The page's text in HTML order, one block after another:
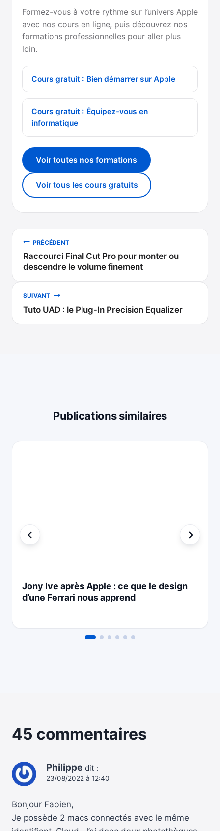
Formez-vous à votre rythme sur l’univers Apple
avec nos cours en ligne, puis découvrez nos
formations professionnelles pour aller plus
loin.
Cours gratuit : Bien démarrer sur Apple
Cours gratuit : Équipez-vous en
informatique
Voir toutes nos formations
Voir tous les cours gratuits
Navigation
de
l’article
PRÉCÉDENT
Raccourci Final Cut Pro pour monter ou
descendre le volume finement
SUIVANT
Tuto UAD : le Plug-In Precision Equalizer
Publications similaires
Jony Ive après Apple : ce que le design
d’une Ferrari nous apprend
45 commentaires
Philippe dit :
23/08/2022 à 12:40
Bonjour Fabien,
Je possède 2 macs connectés avec le même